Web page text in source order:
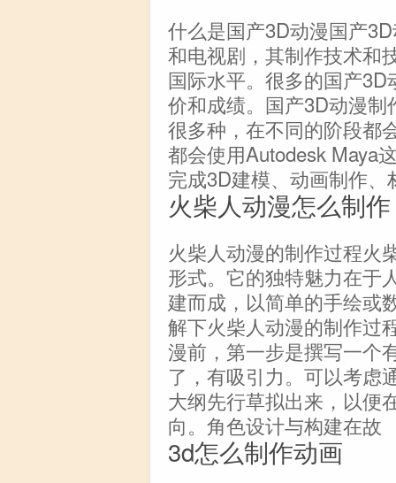
什么是国产3D动漫国产
和电视剧，其制作技术和
国际水平。很多的国产
价和成绩。国产3D动漫
很多种，在不同的阶段都
都会使用Autodesk Maya
完成3D建模、动画制作
火柴人动漫怎么制作
火柴人动漫的制作过程火
形式。它的独特魅力在于
建而成，以简单的手绘或
解下火柴人动漫的制作过
漫前，第一步是撰写一个
了，有吸引力。可以考虑
大纲先行草拟出来，以便
向。角色设计与构建在故
3d怎么制作动画